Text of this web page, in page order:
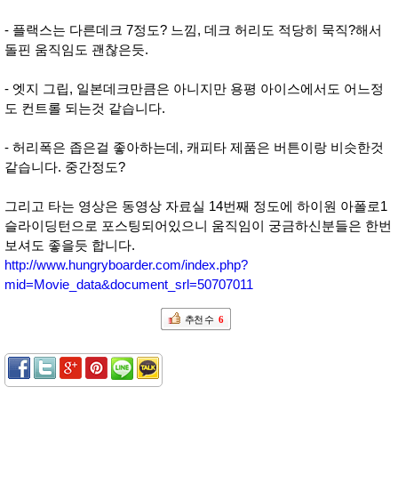
- 플랙스는 다른데크 7정도? 느낌, 데크 허리도 적당히 묵직?해서
돌핀 움직임도 괜찮은듯.
- 엣지 그립, 일본데크만큼은 아니지만 용평 아이스에서도 어느정
도 컨트롤 되는것 같습니다.
- 허리폭은 좁은걸 좋아하는데, 캐피타 제품은 버튼이랑 비슷한것
같습니다. 중간정도?
그리고 타는 영상은 동영상 자료실 14번째 정도에 하이원 아폴로1
슬라이딩턴으로 포스팅되어있으니 움직임이 궁금하신분들은 한번
보셔도 좋을듯 합니다.
http://www.hungryboarder.com/index.php?
mid=Movie_data&document_srl=50707011
추천 수 6